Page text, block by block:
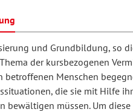
und
und
Forum
und Grundbildung, so
der kursbezogenen
betroffenen Menschen
die sie mit Hilfe
bewältigen müssen. Um